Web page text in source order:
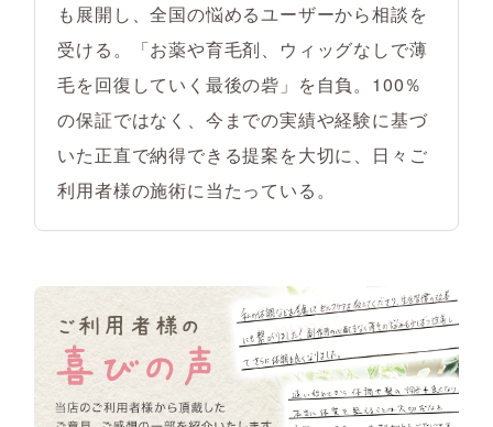
も展開し、全国の悩めるユーザーから相談を
受ける。「お薬や育毛剤、ウィッグなしで薄
毛を回復していく最後の砦」を自負。100％
の保証ではなく、今までの実績や経験に基づ
いた正直で納得できる提案を大切に、日々ご
利用者様の施術に当たっている。